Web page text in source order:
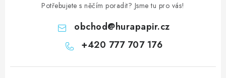
Potřebujete s něčím poradit? Jsme tu pro vás!
obchod@hurapapir.cz
+420 777 707 176